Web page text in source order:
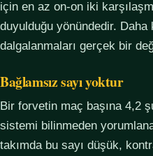
için en az on-on iki
duyulduğu yönündedir. Daha
dalgalanmaları gerçek bir
Bağlamsız sayı yoktur
Bir forvetin maç başına 4,2
sistemi bilinmeden
takımda bu sayı düşük,